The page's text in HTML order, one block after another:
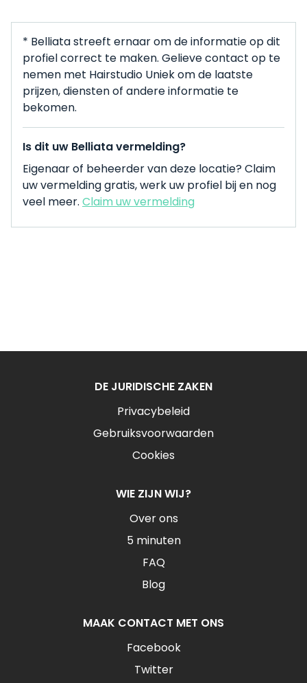
* Belliata streeft ernaar om de informatie op dit
profiel correct te maken. Gelieve contact op te
nemen met Hairstudio Uniek om de laatste
prijzen, diensten of andere informatie te
bekomen.
Is dit uw Belliata vermelding?
Eigenaar of beheerder van deze locatie? Claim
uw vermelding gratis, werk uw profiel bij en nog
veel meer. Claim uw vermelding
DE JURIDISCHE ZAKEN
Privacybeleid
Gebruiksvoorwaarden
Cookies
WIE ZIJN WIJ?
Over ons
5 minuten
FAQ
Blog
MAAK CONTACT MET ONS
Facebook
Twitter